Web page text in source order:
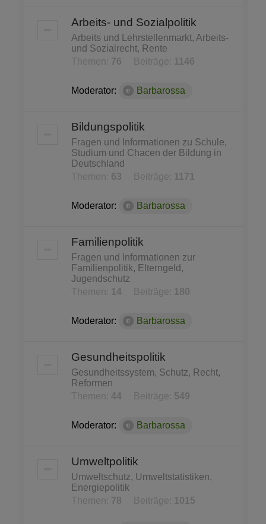
Arbeits- und Sozialpolitik
Arbeits und Lehrstellenmarkt, Arbeits-
und Sozialrecht, Rente
Themen: 76 Beiträge: 1146
Moderator: Barbarossa
Bildungspolitik
Fragen und Informationen zu Schule,
Studium und Chacen der Bildung in
Deutschland
Themen: 63 Beiträge: 1171
Moderator: Barbarossa
Familienpolitik
Fragen und Informationen zur
Familienpolitik, Elterngeld,
Jugendschutz
Themen:
14 Beiträge: 180
Moderator: Barbarossa
Gesundheitspolitik
Gesundheitssystem, Schutz, Recht,
Reformen
Themen: 44 Beiträge: 549
Moderator: Barbarossa
Umweltpolitik
Umweltschutz, Umweltstatistiken,
Energiepolitik
Themen: 78 Beiträge: 1015